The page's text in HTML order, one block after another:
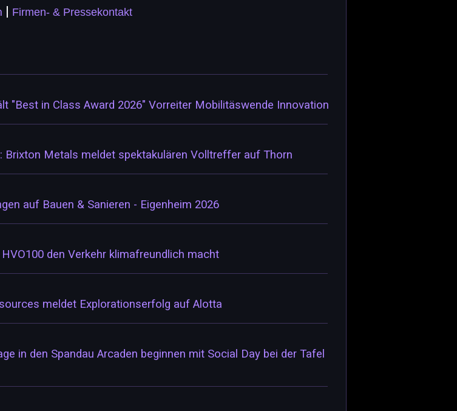
| Firmen- & Pressekontakt
"Best in Class Award 2026" Vorreiter Mobilitäswende Innovation
Brixton Metals meldet spektakulären Volltreffer auf Thorn
auf Bauen & Sanieren - Eigenheim 2026
den Verkehr klimafreundlich macht
meldet Explorationserfolg auf Alotta
in den Spandau Arcaden beginnen mit Social Day bei der Tafel